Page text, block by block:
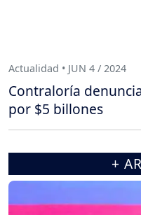
Actualidad • JUN 4 / 2024
Contraloría
por $5 billones
+